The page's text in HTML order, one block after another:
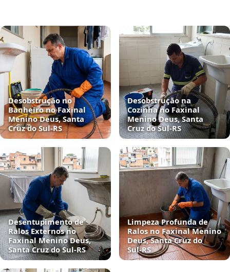
Desobstrução no
Banheiro no Faxinal
Menino Deus, Santa
Cruz do Sul‑RS
Desobstrução na
Cozinha no Faxinal
Menino Deus, Santa
Cruz do Sul‑RS
Desentupimento de
Ralos Externos no
Faxinal Menino Deus,
Santa Cruz do Sul‑RS
Limpeza Profunda de
Ralos no Faxinal Menino
Deus, Santa Cruz do
Sul‑RS